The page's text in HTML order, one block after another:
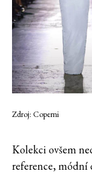
Zdroj: Coperni
Kolekci ovšem
reference, módní